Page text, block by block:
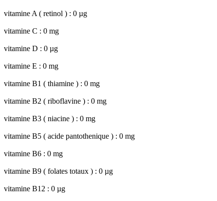
vitamine A ( retinol ) : 0 µg
vitamine C : 0 mg
vitamine D : 0 µg
vitamine E : 0 mg
vitamine B1 ( thiamine ) : 0 mg
vitamine B2 ( riboflavine ) : 0 mg
vitamine B3 ( niacine ) : 0 mg
vitamine B5 ( acide pantothenique ) : 0 mg
vitamine B6 : 0 mg
vitamine B9 ( folates totaux ) : 0 µg
vitamine B12 : 0 µg